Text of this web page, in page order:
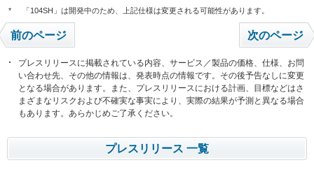
*
「104SH」は開発中のため、上記仕様は変更される可能性があります。
前のページ 次のページ
プレスリリースに掲載されている内容、サービス／製品の価格、仕様、お問
い合わせ先、その他の情報は、発表時点の情報です。その後予告なしに変更
となる場合があります。また、プレスリリースにおける計画、目標などはさ
まざまなリスクおよび不確実な事実により、実際の結果が予測と異なる場合
もあります。あらかじめご了承ください。
プレスリリース 一覧